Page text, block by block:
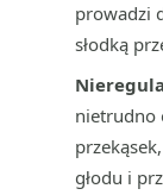
prowadzi
słodką
nietrudno
głodu i